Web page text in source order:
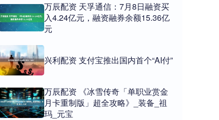
万辰配资 天孚通信：7月8日融资买
入4.24亿元，融资融券余额15.36亿
元
兴利配资 支付宝推出国内首个“AI付”
万辰配资 《冰雪传奇「单职业赏金
月卡重制版」超全攻略》_装备_祖
玛_元宝